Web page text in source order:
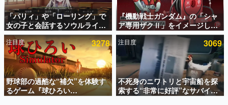
アプリセール情報
インタビュー
連載・特集一覧
殿堂入り記事
SNS拡散数が数千以上！ ページビュー数万以上！ などな
ど。多くの人々に読まれた、電ファミ渾身の“殿堂入り”記
事をまとめました。
「パリィ」や「ローリング」で
女の子と会話するソウルライク
恋愛ゲーム『小早川さんはソウ
ルライク』無料公開。返事に失
敗すると「YOU DIED」
『機動戦士ガンダム』の「シャ
ア専用ザクⅡ」をイメージした
散水ホースリールが予約開始。
本体にはシャアのパーソナルマ
ークやジオン公国軍のエンブレ
ム、型式番号などを配置
注目度 3278
野球部の過酷な“補欠”を体験す
るゲーム『球ひろい
Simulator』が「1件」のウィッ
注目度 3069
不死身のニワトリと宇宙船を探
索する“非常に好評”なサバイバ
ルゲーム『Breathedge』が無